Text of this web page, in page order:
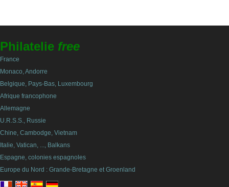
Philatelie free
France
Monaco, Andorre
Belgique, Pays-Bas, Luxembourg
Afrique francophone
Allemagne
U.R.S.S., Russie
Chine, Cambodge, Vietnam
Italie, Vatican, ..., Balkans
Espagne, colonies espagnoles
Europe du Nord : Grande-Bretagne et Groenland